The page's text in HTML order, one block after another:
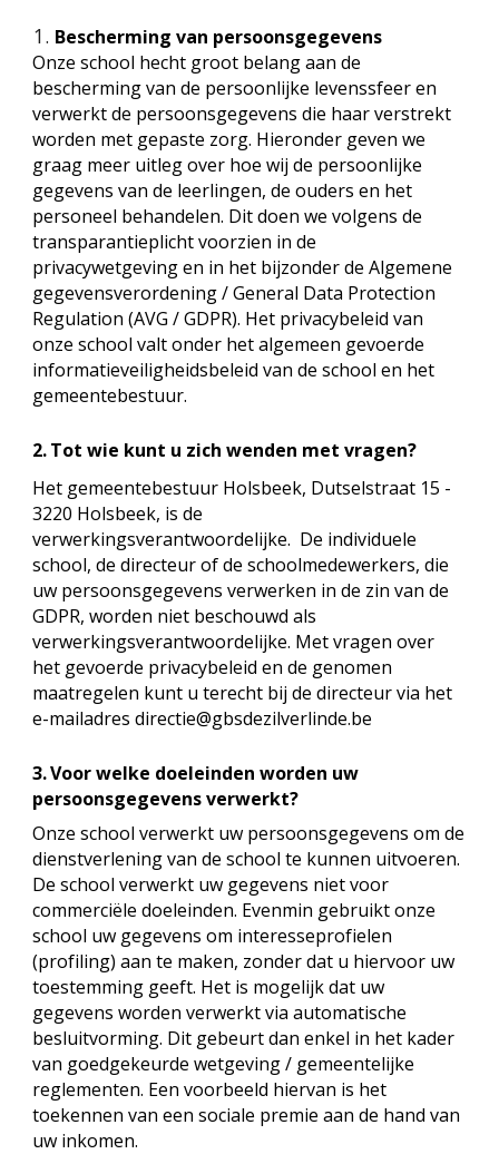
Bescherming van persoonsgegevens
Onze school hecht groot belang aan de
bescherming van de persoonlijke levenssfeer en
verwerkt de persoonsgegevens die haar verstrekt
worden met gepaste zorg. Hieronder geven we
graag meer uitleg over hoe wij de persoonlijke
gegevens van de leerlingen, de ouders en het
personeel behandelen. Dit doen we volgens de
transparantieplicht voorzien in de
privacywetgeving en in het bijzonder de Algemene
gegevensverordening / General Data Protection
Regulation (AVG / GDPR). Het privacybeleid van
onze school valt onder het algemeen gevoerde
informatieveiligheidsbeleid van de school en het
gemeentebestuur.
2.Tot wie kunt u zich wenden met vragen?
Het gemeentebestuur Holsbeek, Dutselstraat 15 -
3220 Holsbeek, is de
verwerkingsverantwoordelijke. De individuele
school, de directeur of de schoolmedewerkers, die
uw persoonsgegevens verwerken in de zin van de
GDPR, worden niet beschouwd als
verwerkingsverantwoordelijke. Met vragen over
het gevoerde privacybeleid en de genomen
maatregelen kunt u terecht bij de directeur via het
e-mailadres directie@gbsdezilverlinde.be
3.Voor welke doeleinden worden uw
persoonsgegevens verwerkt?
Onze school verwerkt uw persoonsgegevens om de
dienstverlening van de school te kunnen uitvoeren.
De school verwerkt uw gegevens niet voor
commerciële doeleinden. Evenmin gebruikt onze
school uw gegevens om interesseprofielen
(profiling) aan te maken, zonder dat u hiervoor uw
toestemming geeft. Het is mogelijk dat uw
gegevens worden verwerkt via automatische
besluitvorming. Dit gebeurt dan enkel in het kader
van goedgekeurde wetgeving / gemeentelijke
reglementen. Een voorbeeld hiervan is het
toekennen van een sociale premie aan de hand van
uw inkomen.